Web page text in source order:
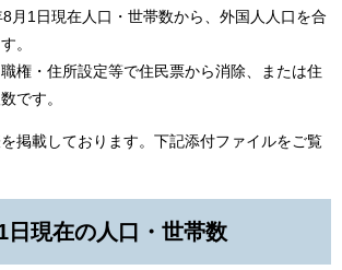
月1日現在人口・世帯数から、外国人人口を合
。
権・住所設定等で住民票から消除、または住
です。
掲載しております。下記添付ファイルをご覧
日現在の人口・世帯数